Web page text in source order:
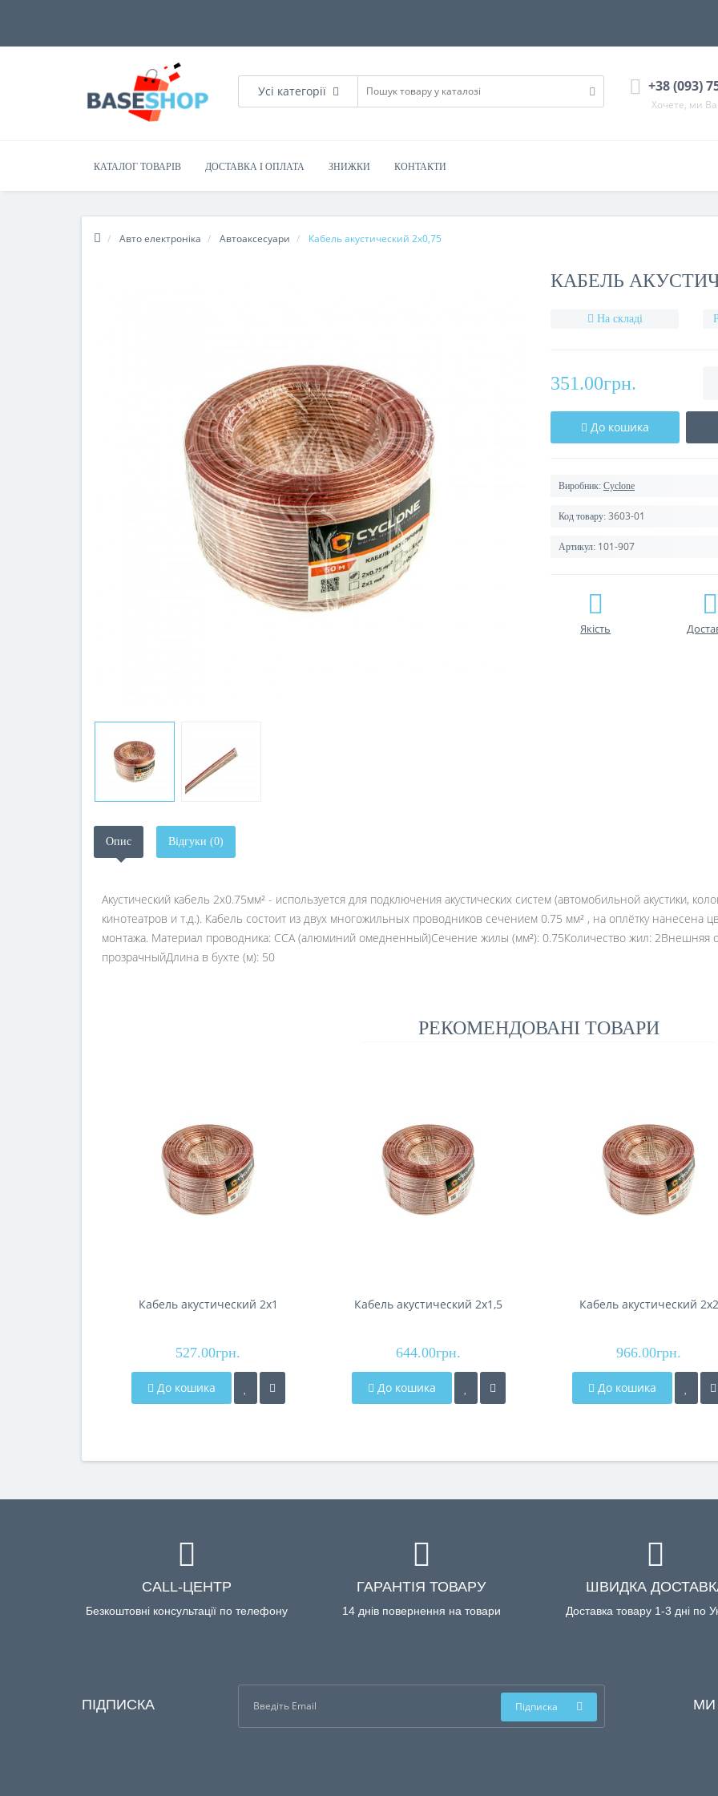
Усі категорії +38 (093)
Хочете, ми
КАТАЛОГ ТОВАРІВ ДОСТАВКА І ОПЛАТА ЗНИЖКИ КОНТАКТИ
Авто електроніка Автоаксесуари Кабель акустический 2x0,75
КАБЕЛЬ
На складі
351.00грн.
До кошика
Виробник: Cyclone
Код товару: 3603-01
Артикул: 101-907
Якість
Опис Відгуки (0)
Акустический кабель 2x0.75мм² - используется для подключения акустических систем (автомобильной акустики,
кинотеатров и т.д.). Кабель состоит из двух многожильных проводников сечением 0.75 мм² , на оплётку нанесена
монтажа. Материал проводника: CCA (алюминий омедненный)Сечение жилы (мм²): 0.75Количество жил: 2Внешняя
прозрачныйДлина в бухте (м): 50
РЕКОМЕНДОВАНІ ТОВАРИ
Кабель акустический 2x1
527.00грн.
До кошика
Кабель акустический 2x1,5
644.00грн.
До кошика
Кабель акустический 2x2
966.00грн.
До кошика
CALL-ЦЕНТР
Безкоштовні консультації по телефону
ГАРАНТІЯ ТОВАРУ
14 днів повернення на товари
ШВИДКА
Доставка товару 1-3 дні по
ПІДПИСКА Підписка МИ